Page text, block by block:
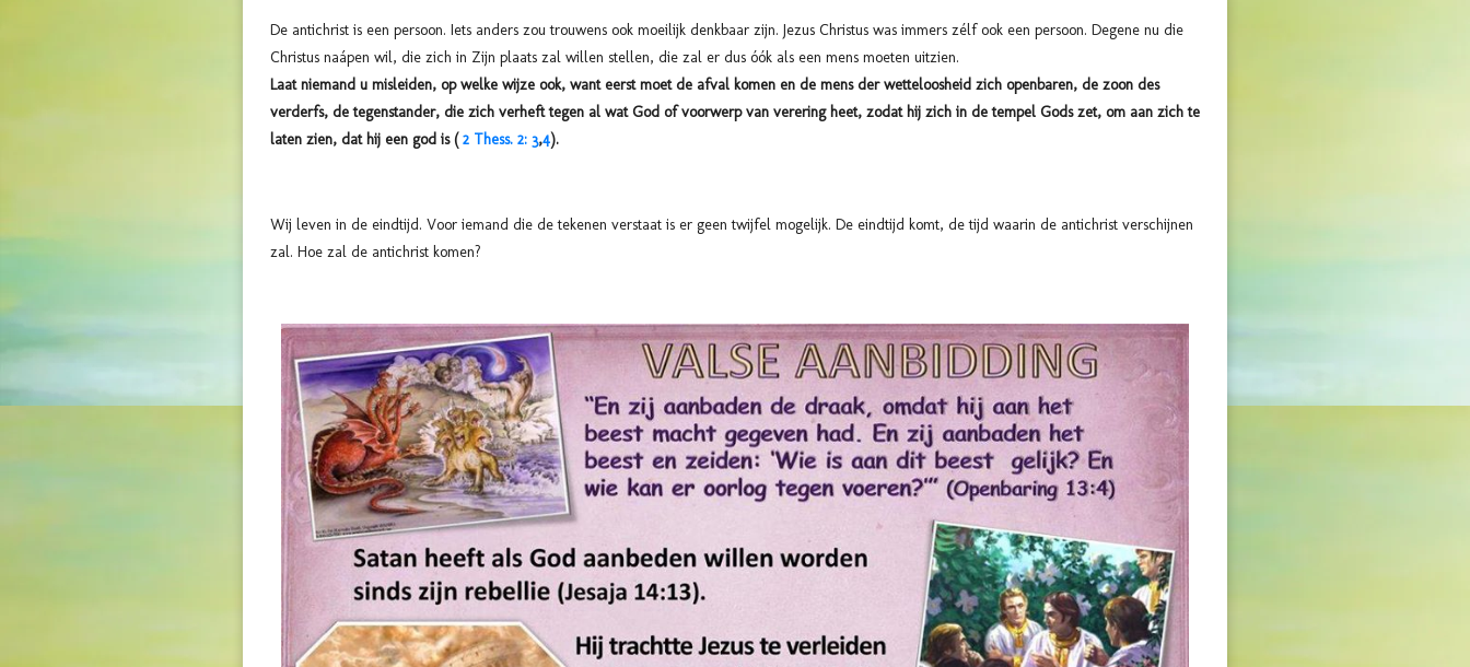
De antichrist is een persoon. Iets anders zou trouwens ook moeilijk denkbaar zijn. Jezus Christus was immers zélf ook een persoon. Degene nu die
Christus naápen wil, die zich in Zijn plaats zal willen stellen, die zal er dus óók als een mens moeten uitzien.
Laat niemand u misleiden, op welke wijze ook, want eerst moet de afval komen en de mens der wetteloosheid zich openbaren, de zoon des
verderfs, de tegenstander, die zich verheft tegen al wat God of voorwerp van verering heet, zodat hij zich in de tempel Gods zet, om aan zich te
laten zien, dat hij een god is (2 Thess. 2: 3,4).
Wij leven in de eindtijd. Voor iemand die de tekenen verstaat is er geen twijfel mogelijk. De eindtijd komt, de tijd waarin de antichrist verschijnen
zal. Hoe zal de antichrist komen?